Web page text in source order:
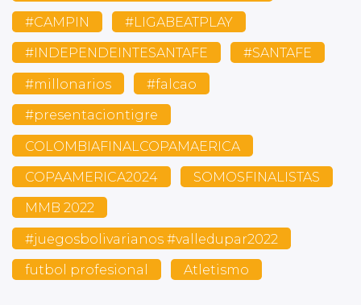
#CAMPIN #LIGABEATPLAY
#INDEPENDEINTESANTAFE #SANTAFE
#millonarios #falcao
#presentaciontigre
COLOMBIAFINALCOPAMAERICA
COPAAMERICA2024 SOMOSFINALISTAS
MMB 2022
#juegosbolivarianos #valledupar2022
futbol profesional Atletismo